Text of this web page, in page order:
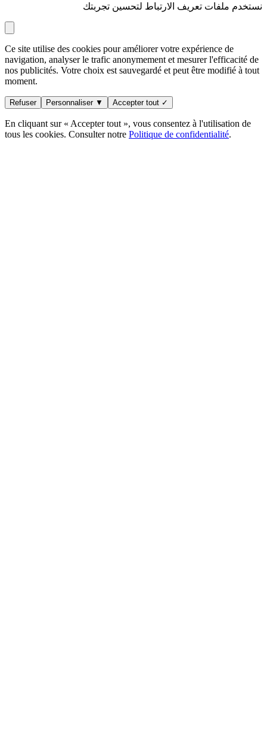
نستخدم ملفات تعريف الارتباط لتحسين تجربتك
Ce site utilise des cookies pour améliorer votre expérience de
navigation, analyser le trafic anonymement et mesurer l'efficacité de
nos publicités. Votre choix est sauvegardé et peut être modifié à tout
moment.
Refuser Personnaliser ▼ Accepter tout ✓
En cliquant sur « Accepter tout », vous consentez à l'utilisation de
tous les cookies. Consulter notre Politique de confidentialité.